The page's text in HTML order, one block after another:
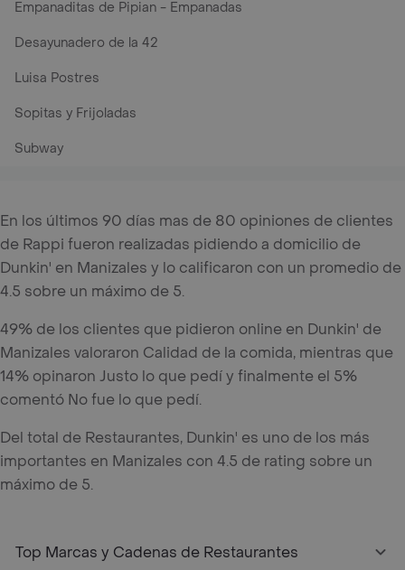
Empanaditas de Pipian - Empanadas
Desayunadero de la 42
Luisa Postres
Sopitas y Frijoladas
Subway
En los últimos 90 días mas de 80 opiniones de clientes
de Rappi fueron realizadas pidiendo a domicilio de
Dunkin' en Manizales y lo calificaron con un promedio de
4.5 sobre un máximo de 5.
49% de los clientes que pidieron online en Dunkin' de
Manizales valoraron Calidad de la comida, mientras que
14% opinaron Justo lo que pedí y finalmente el 5%
comentó No fue lo que pedí.
Del total de Restaurantes, Dunkin' es uno de los más
importantes en Manizales con 4.5 de rating sobre un
máximo de 5.
Top Marcas y Cadenas de Restaurantes